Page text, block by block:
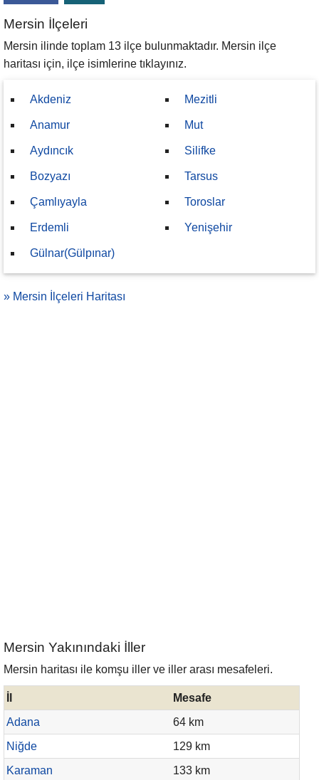
Mersin İlçeleri
Mersin ilinde toplam 13 ilçe bulunmaktadır. Mersin ilçe
haritası için, ilçe isimlerine tıklayınız.
Akdeniz
Anamur
Aydıncık
Bozyazı
Çamlıyayla
Erdemli
Gülnar(Gülpınar)
Mezitli
Mut
Silifke
Tarsus
Toroslar
Yenişehir
» Mersin İlçeleri Haritası
Mersin Yakınındaki İller
Mersin haritası ile komşu iller ve iller arası mesafeleri.
Mesafe
Adana
64 km
Niğde
129 km
Karaman
133 km